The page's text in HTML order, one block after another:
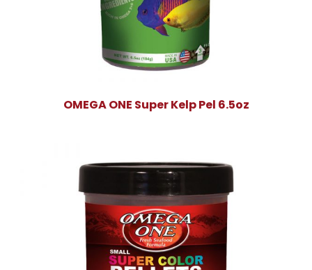
OMEGA ONE Super Kelp Pel 6.5oz